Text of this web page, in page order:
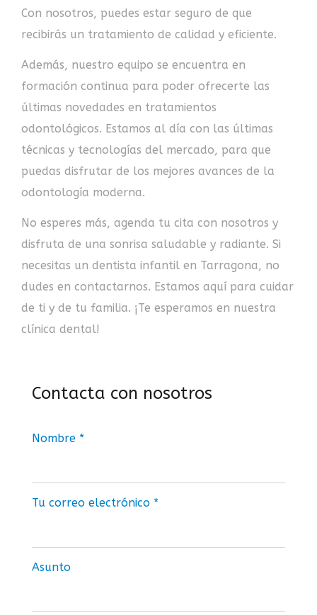
Con nosotros, puedes estar seguro de que
recibirás un tratamiento de calidad y eficiente.
Además, nuestro equipo se encuentra en
formación continua para poder ofrecerte las
últimas novedades en tratamientos
odontológicos. Estamos al día con las últimas
técnicas y tecnologías del mercado, para que
puedas disfrutar de los mejores avances de la
odontología moderna.
No esperes más, agenda tu cita con nosotros y
disfruta de una sonrisa saludable y radiante. Si
necesitas un dentista infantil en Tarragona, no
dudes en contactarnos. Estamos aquí para cuidar
de ti y de tu familia. ¡Te esperamos en nuestra
clínica dental!
Contacta con nosotros
Nombre *
Tu correo electrónico *
Asunto